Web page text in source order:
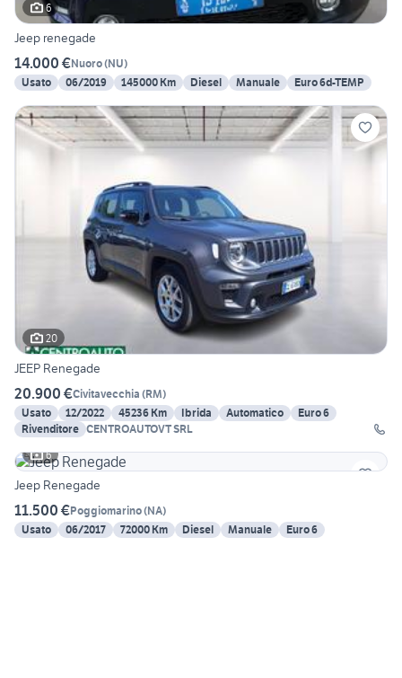
6
Jeep renegade
14.000 €Nuoro(NU)
Usato
06/2019 145000 Km Diesel Manuale Euro 6d-TEMP
20
JEEP Renegade
20.900 €Civitavecchia (RM)
Usato
12/2022 45236 Km Ibrida Automatico
Euro 6
Rivenditore CENTROAUTOVT SRL
6
Jeep Renegade
11.500 €Poggiomarino(NA)
Usato
06/2017 72000 Km Diesel Manuale Euro 6